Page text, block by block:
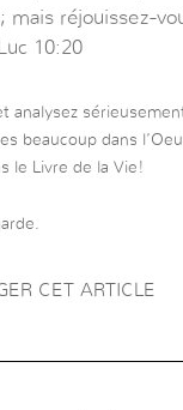
mais réjouissez-
10:20
analysez
beaucoup dans
le Livre de la Vie!
CET ARTICLE